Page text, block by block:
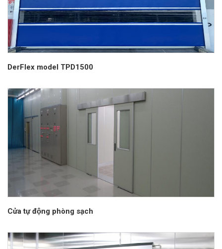
DerFlex model TPD1500
Cửa tự động phòng sạch